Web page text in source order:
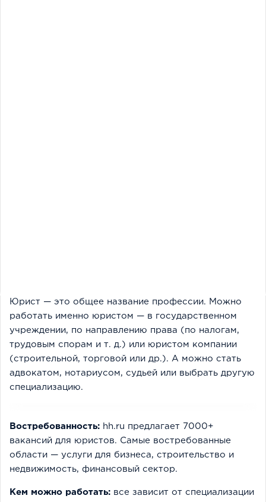
Юрист — это общее название профессии. Можно
работать именно юристом — в государственном
учреждении, по направлению права (по налогам,
трудовым спорам и т. д.) или юристом компании
(строительной, торговой или др.). А можно стать
адвокатом, нотариусом, судьей или выбрать другую
специализацию.
Востребованность: hh.ru предлагает 7000+
вакансий для юристов. Самые востребованные
области — услуги для бизнеса, строительство и
недвижимость, финансовый сектор.
Кем можно работать: все зависит от специализации